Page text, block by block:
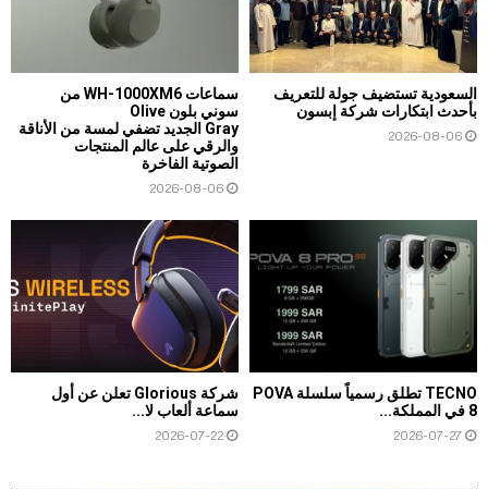
السعودية تستضيف جولة للتعريف
بأحدث ابتكارات شركة إبسون
2026-08-06
سماعات WH-1000XM6 من
سوني بلون Olive
Gray الجديد تضفي لمسة من الأناقة
والرقي على عالم المنتجات
الصوتية الفاخرة
2026-08-06
TECNO تطلق رسمياً سلسلة POVA
8 في المملكة...
2026-07-27
شركة Glorious تعلن عن أول
سماعة ألعاب لا...
2026-07-22